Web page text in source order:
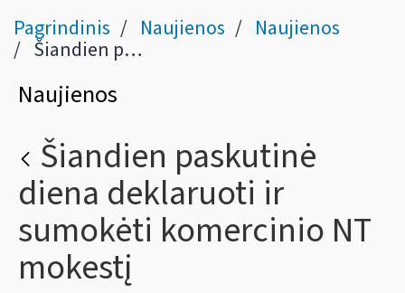
Pagrindinis Naujienos Naujienos
Šiandien paskutinė diena deklaruoti ir sumokėti komercinio NT mokestį
Naujienos
Šiandien paskutinė
diena deklaruoti ir
sumokėti komercinio NT
mokestį